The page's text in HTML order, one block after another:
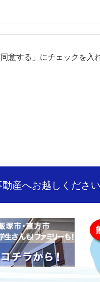
意する」にチェックを入
産へお越しください